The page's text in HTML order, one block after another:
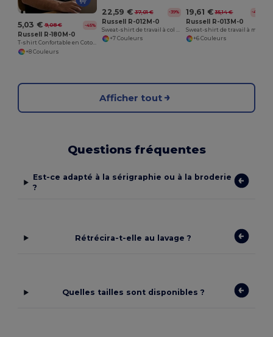
5,03 € 9,08 € -45%
Russell R-180M-0
T-shirt Confortable en Coton Ring Spun Russell
+8 Couleurs
22,59 € 37,01 € -39%
Russell R-012M-0
+7 Couleurs
19,61 € 35,14 € -44%
Russell R-013M-0
+6 Couleurs
Afficher tout
Questions fréquentes
Est-ce adapté à la sérigraphie ou à la broderie
?
Rétrécira-t-elle au lavage ?
Quelles tailles sont disponibles ?